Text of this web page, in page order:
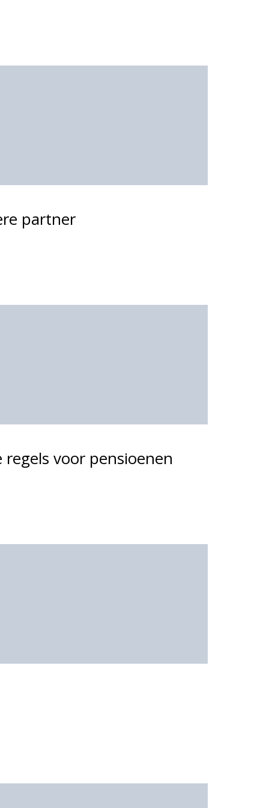
partner
voor pensioenen